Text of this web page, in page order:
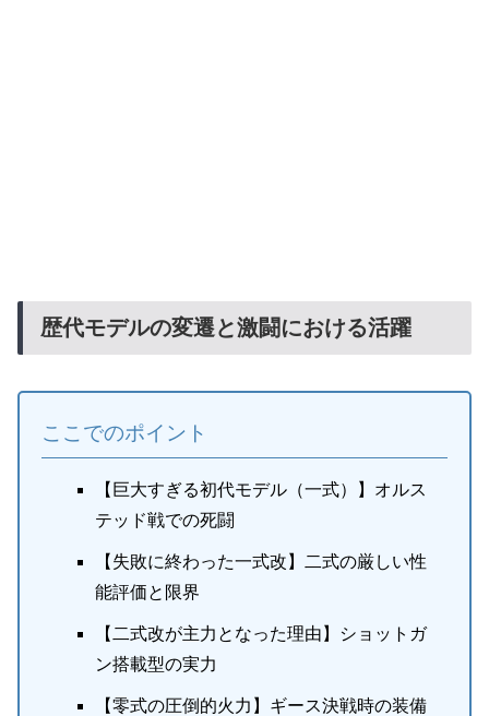
歴代モデルの変遷と激闘における活躍
ここでのポイント
【巨大すぎる初代モデル（一式）】オルス
テッド戦での死闘
【失敗に終わった一式改】二式の厳しい性
能評価と限界
【二式改が主力となった理由】ショットガ
ン搭載型の実力
【零式の圧倒的火力】ギース決戦時の装備